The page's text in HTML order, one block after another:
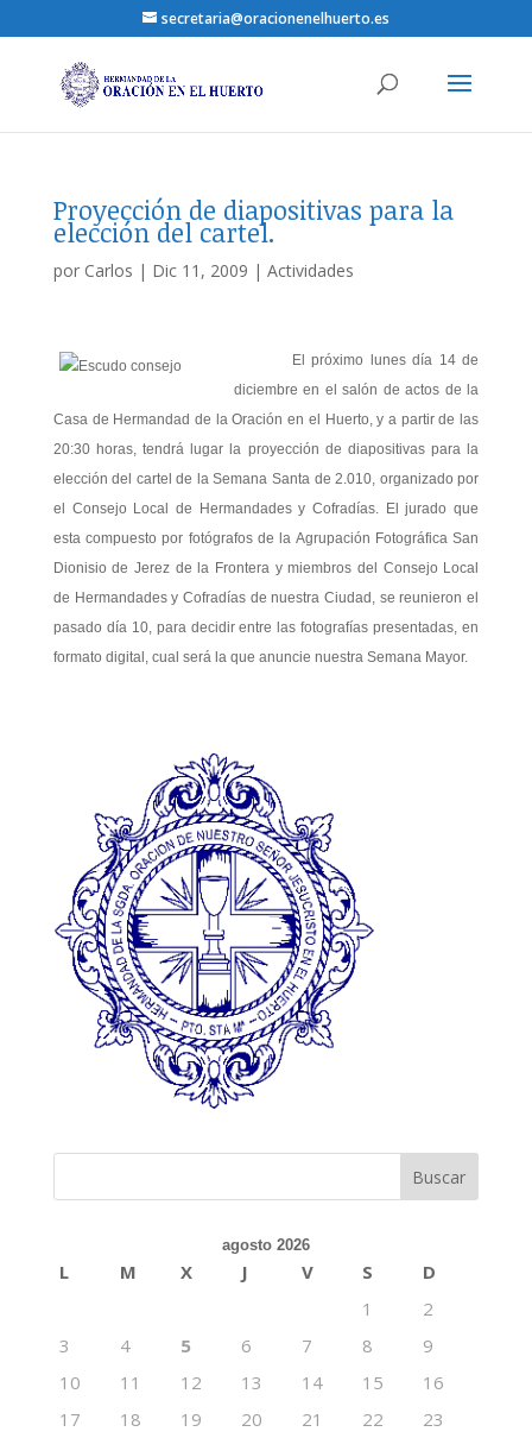
secretaria@oracionenelhuerto.es
Proyección de diapositivas para la
elección del cartel.
por Carlos | Dic 11, 2009 | Actividades
El próximo lunes día 14 de
diciembre en el salón de actos de la
Casa de Hermandad de la Oración en el Huerto, y a partir de las
20:30 horas, tendrá lugar la proyección de diapositivas para la
elección del cartel de la Semana Santa de 2.010, organizado por
el Consejo Local de Hermandades y Cofradías. El jurado que
esta compuesto por fotógrafos de la Agrupación Fotográfica San
Dionisio de Jerez de la Frontera y miembros del Consejo Local
de Hermandades y Cofradías de nuestra Ciudad, se reunieron el
pasado día 10, para decidir entre las fotografías presentadas, en
formato digital, cual será la que anuncie nuestra Semana Mayor.
agosto 2026
L M X J V S
D
1
2
3
4 5 6 7 8
9
10
11 12 13 14 15
16
17
18 19 20 21 22
23